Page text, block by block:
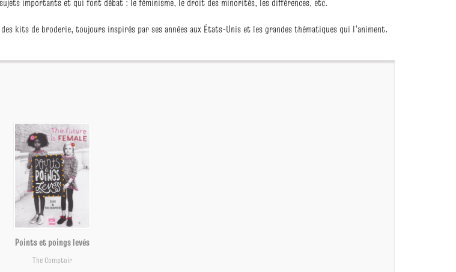
kits de broderie, toujours inspirés par ses années aux États-Unis et les grandes thématiques qui l’animent.
Points et poings levés
The Comptoir